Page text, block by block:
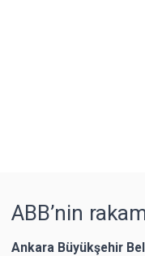
ABB’nin
Ankara Büyükşehir